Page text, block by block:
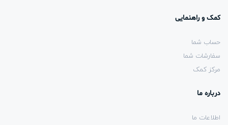
کمک و راهنمایی
حساب شما
سفارشات شما
مرکز کمک
درباره ما
اطلاعات ما